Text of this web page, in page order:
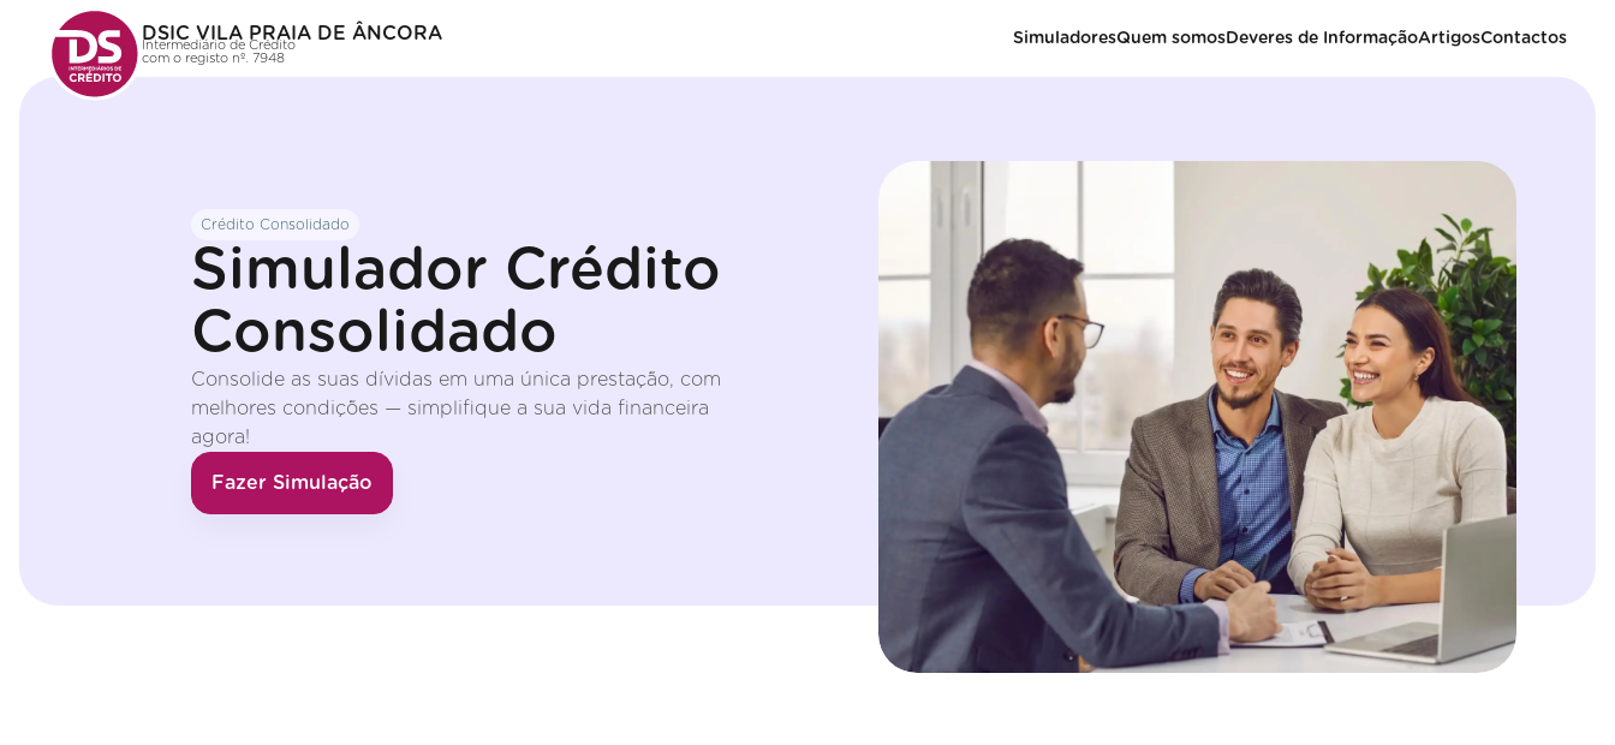
DSIC VILA PRAIA DE ÂNCORA
Intermediário de Crédito
com o registo nº. 7948
SimuladoresQuem somosDeveres de InformaçãoArtigosContactos
Crédito Consolidado
Simulador Crédito
Consolidado
Consolide as suas dívidas em uma única prestação, com
melhores condições — simplifique a sua vida financeira
agora!
Fazer Simulação